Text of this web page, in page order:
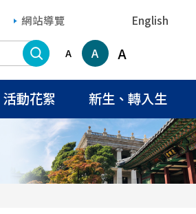
網站導覽 English
搜尋A A A
活動花絮 新生、轉入生